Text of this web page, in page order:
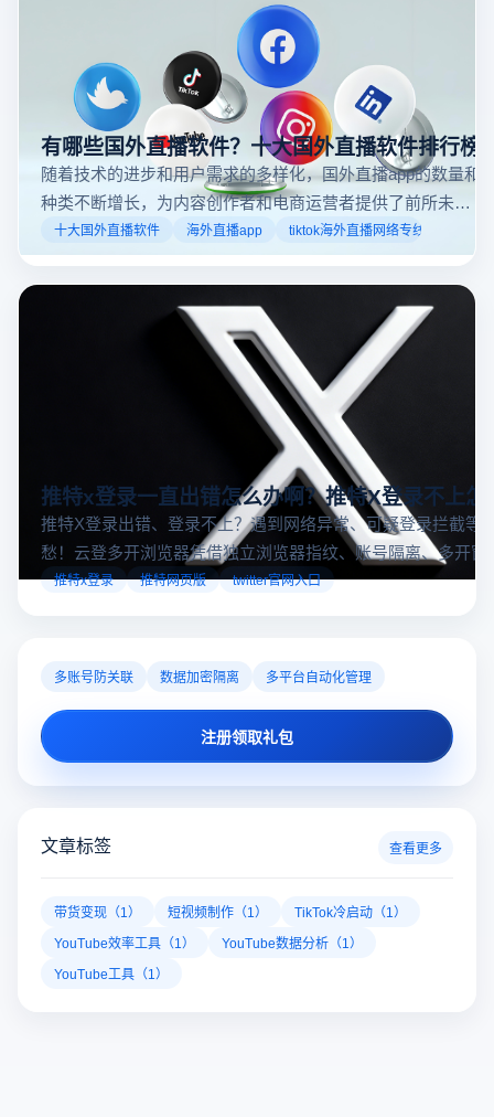
有哪些国外直播软件？十大国外直播软件排行榜
随着技术的进步和用户需求的多样化，国外直播app的数量和
种类不断增长，为内容创作者和电商运营者提供了前所未有
的机遇。如果你是一个跨境电商从业者，想要了解2025年十
大国外直播软件排行榜，那么你来对地方了！接下来跟着云
登多开浏览器一起来了解海外直播平台哪些最受欢迎。
十大国外直播软件 海外直播app tiktok海外直播网络专线
推特x登录一直出错怎么办啊？推特X登录不上怎
推特X登录出错、登录不上？遇到网络异常、可疑登录拦截等
愁！云登多开浏览器凭借独立浏览器指纹、账号隔离、多开窗
对性解决登录难题，让推特X登录更稳定安全～
推特x登录 推特网页版 twitter官网入口
多账号防关联 数据加密隔离 多平台自动化管理
注册领取礼包
文章标签 查看更多
带货变现（1） 短视频制作（1）
TikTok冷启动（1）
YouTube效率工具（1）
YouTube数据分析（1）
YouTube工具（1）